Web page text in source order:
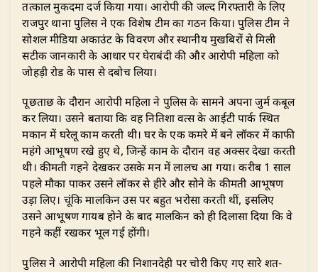
तत्काल मुकदमा दर्ज किया गया। आरोपी की जल्द गिरफ्तारी के लिए
राजपुर थाना पुलिस ने एक विशेष टीम का गठन किया। पुलिस टीम ने
सोशल मीडिया अकाउंट के विवरण और स्थानीय मुखबिरों से मिली
सटीक जानकारी के आधार पर घेराबंदी की और आरोपी महिला को
जोहड़ी रोड के पास से दबोच लिया।
​पूछताछ के दौरान आरोपी महिला ने पुलिस के सामने अपना जुर्म कबूल
कर लिया। उसने बताया कि वह नितिशा वत्स के आईटी पार्क स्थित
मकान में घरेलू काम करती थी। घर के एक कमरे में बने लॉकर में काफी
महंगे आभूषण रखे हुए थे, जिन्हें काम के दौरान वह अक्सर देखा करती
थी। कीमती गहने देखकर उसके मन में लालच आ गया। करीब 1 साल
पहले मौका पाकर उसने लॉकर से हीरे और सोने के कीमती आभूषण
उड़ा लिए। चूंकि मालकिन उस पर बहुत भरोसा करती थीं, इसलिए
उसने आभूषण गायब होने के बाद मालकिन को ही दिलासा दिया कि वे
गहने कहीं रखकर भूल गई होंगी।
​पुलिस ने आरोपी महिला की निशानदेही पर चोरी किए गए सारे शत-